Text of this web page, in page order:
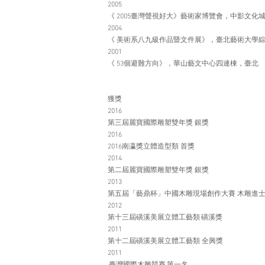
2005
《 2005臺灣聲視好大》藝術家博覽會，中影文化
2004
《 美術系八九級作品暨文件展》，臺北藝術大學
2001
《 53個避難方向》，華山藝文中心四連棟，臺北
獲獎
2016
第三屆麗寶國際雕塑雙年獎 銀獎
2016
2016南瀛獎立體造型類 首獎
2014
第二屆麗寶國際雕塑雙年獎 銀獎
2013
第五屆「藝鼎杯」中國木雕現場創作大賽 木雕進
2012
第十三屆磺溪美展立體工藝類 磺溪獎
2011
第十二屆磺溪美展立體工藝類 全興獎
2011